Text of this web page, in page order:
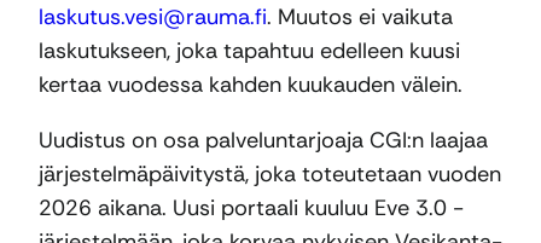
laskutus.vesi@rauma.fi. Muutos ei vaikuta
laskutukseen, joka tapahtuu edelleen kuusi
kertaa vuodessa kahden kuukauden välein.
Uudistus on osa palveluntarjoaja CGI:n laajaa
järjestelmäpäivitystä, joka toteutetaan vuoden
2026 aikana. Uusi portaali kuuluu Eve 3.0 -